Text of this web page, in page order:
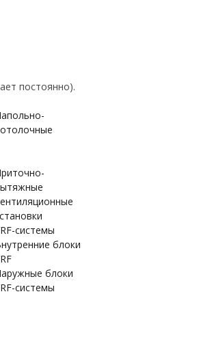
системы
блоки
блоки
системы
постоянно).